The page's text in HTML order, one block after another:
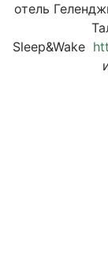
отель
Sleep&Wake